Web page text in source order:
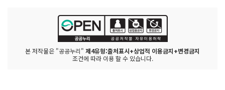
본 저작물은 "공공누리" 제4유형:출처표시+상업적 이용금지+변경금지
조건에 따라 이용 할 수 있습니다.